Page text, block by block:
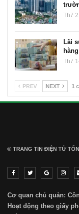
Th7
Lãi
Th7
PREV NEXT 1
® TRANG TIN ĐIỆN TỬ
Cơ quan chủ quản:
Hoạt động theo giấy